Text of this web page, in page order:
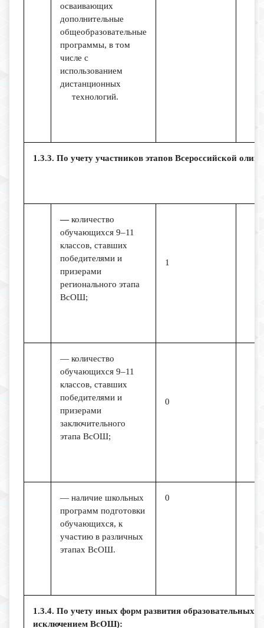
осваивающих
дополнительные
общеобразовательные
программы, в том
числе с
использованием
дистанционных
технологий.
1.3.3. По учету участников этапов Всероссийской
—количество
обучающихся 9–11
классов, ставших
победителями и
призерами
регионального этапа
ВсОШ;
1
— количество
обучающихся 9–11
классов, ставших
победителями и
призерами
заключительного
этапа ВсОШ;
0
— наличие школьных
программ подготовки
обучающихся, к
участию в различных
этапах ВсОШ.
0
1.3.4. По учету иных форм развития образовательных
исключением ВсОШ):